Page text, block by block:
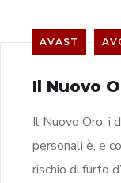
AVAST
Il Nuovo
Il Nuovo Oro: i
personali è, e
rischio di furto